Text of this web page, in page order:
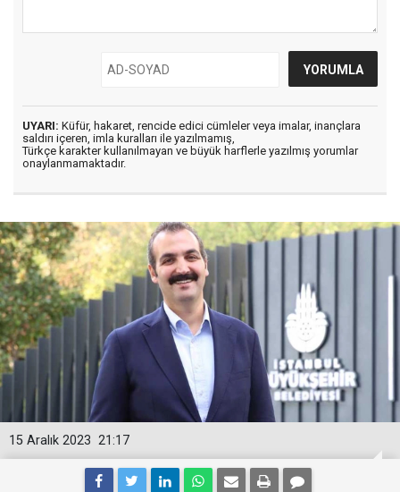
UYARI: Küfür, hakaret, rencide edici cümleler veya imalar, inançlara
saldırı içeren, imla kuralları ile yazılmamış,
Türkçe karakter kullanılmayan ve büyük harflerle yazılmış yorumlar
onaylanmamaktadır.
21:17
15 Aralık 2023